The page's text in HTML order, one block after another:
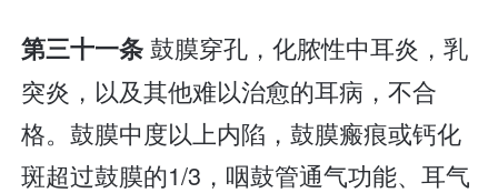
第三十一条鼓膜穿孔，化脓性中耳炎，乳
突炎，以及其他难以治愈的耳病，不合
格。鼓膜中度以上内陷，鼓膜瘢痕或钙化
斑超过鼓膜的1/3，咽鼓管通气功能、耳气